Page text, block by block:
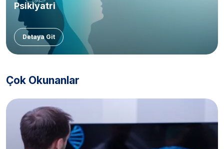
Psikiyatri
Detaya Git
Çok Okunanlar